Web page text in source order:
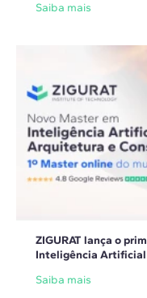
Saiba mais
ZIGURAT lança o
Inteligência Artificial
Saiba mais